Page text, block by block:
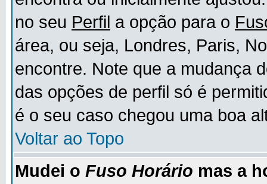
no seu Perfil a opção para o
área, ou seja, Londres, Paris,
encontre. Note que a mudança
das opções de perfil só é
é o seu caso chegou uma boa
Voltar ao Topo
Mudei o Fuso Horário mas a